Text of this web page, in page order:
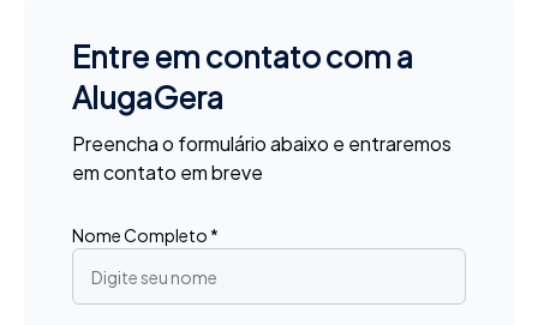
Entre em contato com a
AlugaGera
Preencha o formulário abaixo e entraremos
em contato em breve
Nome Completo *